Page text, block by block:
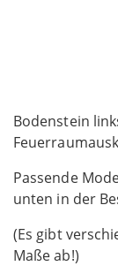
Bodenstein
Passende
unten in der
(Es gibt
Maße ab!)
gallery
to
the
of
the
gallery